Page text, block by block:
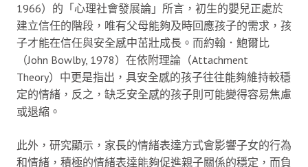
1966）的「心理社會發展論」所言，初生的嬰兒正處於
建立信任的階段，唯有父母能夠及時回應孩子的需求，孩
子才能在信任與安全感中茁壯成長。而約翰．鮑爾比
（John Bowlby, 1978）在依附理論（Attachment
Theory）中更是指出，具安全感的孩子往往能夠維持較穩
定的情緒，反之，缺乏安全感的孩子則可能變得容易焦慮
或退縮。
此外，研究顯示，家長的情緒表達方式會影響子女的行為
和情緒，積極的情緒表達能夠促進親子關係的穩定，而負